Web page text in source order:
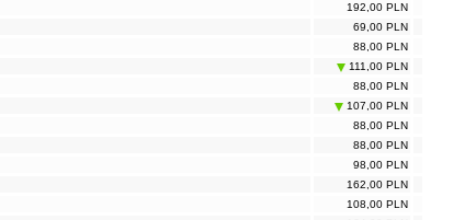
192,00 PLN
69,00 PLN
88,00 PLN
111,00 PLN
88,00 PLN
107,00 PLN
88,00 PLN
88,00 PLN
98,00 PLN
162,00 PLN
108,00 PLN